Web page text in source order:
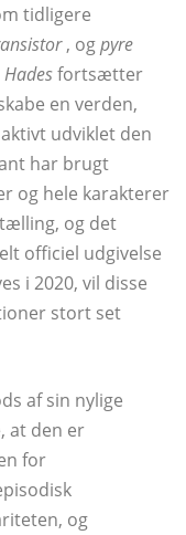
tidligere
, ogpyre
Hadesfortsætter
en verden,
udviklet den
har brugt
og hele karakterer
og det
officiel udgivelse
i 2020, vil disse
stort set
af sin nylige
at den er
for
og